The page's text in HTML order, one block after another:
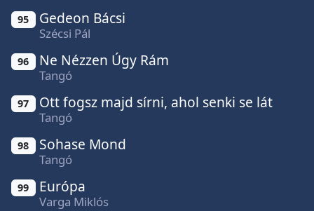
95 Gedeon Bácsi
Szécsi Pál
96 Ne Nézzen Úgy Rám
Tangó
97 Ott fogsz majd sírni, ahol senki se lát
Tangó
98 Sohase Mond
Tangó
99 Európa
Varga Miklós